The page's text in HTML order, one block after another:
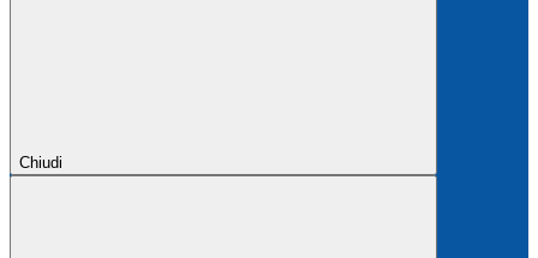
Chiudi